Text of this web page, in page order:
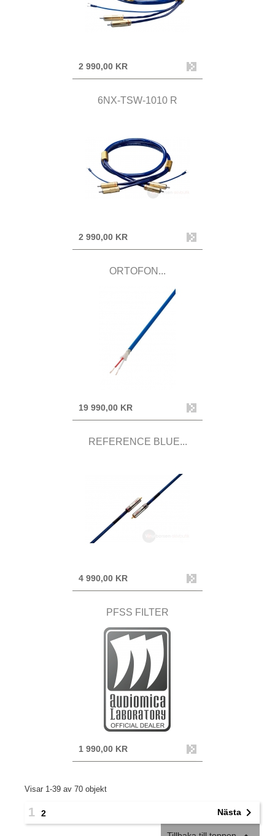
2 990,00 KR
6NX-TSW-1010 R
2 990,00 KR
ORTOFON...
19 990,00 KR
REFERENCE BLUE...
4 990,00 KR
PFSS FILTER
1 990,00 KR
Visar 1-39 av 70 objekt
1 2 Nästa 